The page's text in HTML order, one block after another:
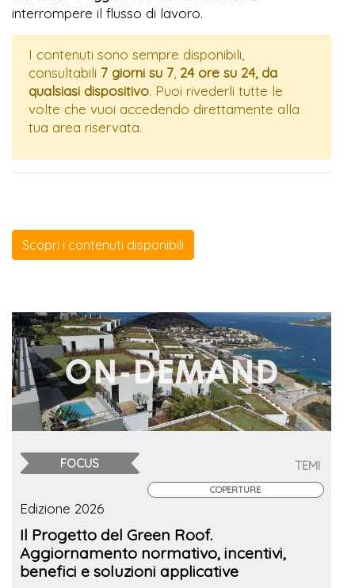
interrompere il flusso di lavoro.
I contenuti sono sempre disponibili,
consultabili 7 giorni su 7 24 ore su 24, da
qualsiasi dispositivo. Puoi rivederli tutte le
volte che vuoi accedendo direttamente alla
tua area riservata.
Scopri i contenuti disponibili
FOCUS TEMI
COPERTURE
Edizione 2026
Il Progetto del Green Roof.
Aggiornamento normativo, incentivi,
benefici e soluzioni applicative